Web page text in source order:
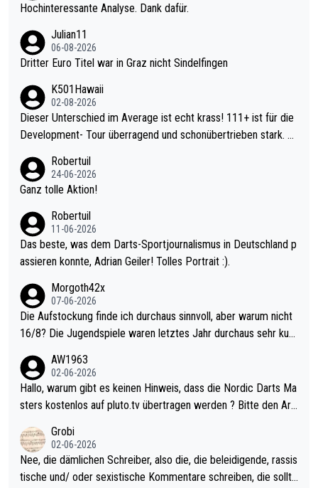
Hochinteressante Analyse. Dank dafür.
Julian11
06-08-2026
Dritter Euro Titel war in Graz nicht Sindelfingen
K501Hawaii
02-08-2026
Dieser Unterschied im Average ist echt krass! 111+ ist für die
Development- Tour überragend und schonübertrieben stark. U
mal 40+ erst recht. Da gewinnst keinen Blumentopf - ist ja noc
h krasser wie ein Pokalspiel eines Kreisligisten vs einem Bund
Robertuil
24-06-2026
Ganz tolle Aktion!
Robertuil
11-06-2026
Das beste, was dem Darts-Sportjournalismus in Deutschland p
assieren konnte, Adrian Geiler! Tolles Portrait :).
Morgoth42x
07-06-2026
Die Aufstockung finde ich durchaus sinnvoll, aber warum nicht
16/8? Die Jugendspiele waren letztes Jahr durchaus sehr kurz
Allerdings ist Mitchell Lawrie als Nummer 1 der Welt eh qualifi
ziert. Somit ändert die automatische Qualifikation des Weltmei
sters erstmal nichts. Ich denke sie wollen damit für nächstes J
ohl wenig WDF Turniere spielen. Dies war bei Archie Self letzt
es Jahr der Fall. Er musste als amtierender Weltmeister durch
den Qualifier und ich glaube kaum, dass Mitchel sich das (in Ve
AW1963
02-06-2026
Hallo, warum gibt es keinen Hinweis, dass die Nordic Darts Ma
sters kostenlos auf pluto.tv übertragen werden ? Bitte den Arti
Grobi
02-06-2026
Nee, die dämlichen Schreiber, also die, die beleidigende, rassis
tische und/ oder sexistische Kommentare schreiben, die sollte